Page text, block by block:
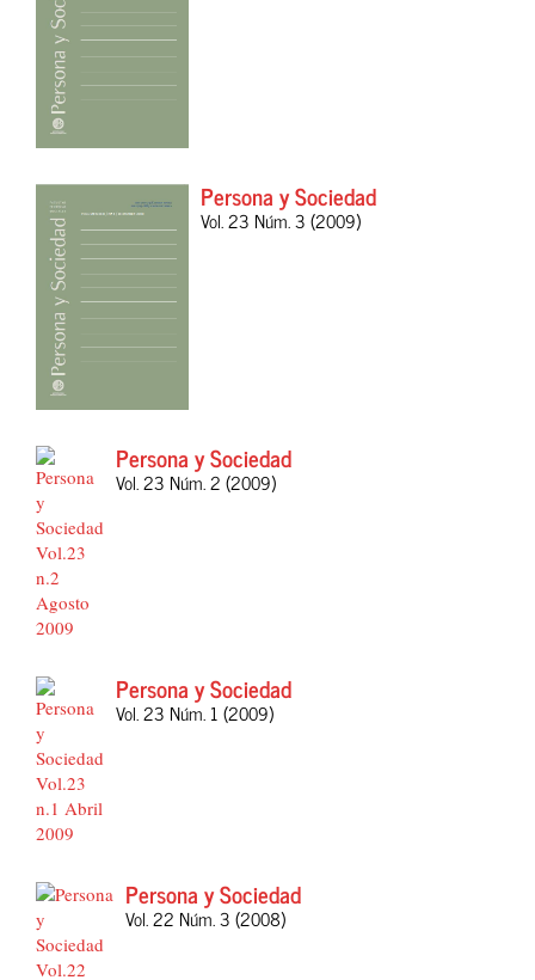
Persona y Sociedad
Vol. 23 Núm. 3 (2009)
Persona y Sociedad
Vol. 23 Núm. 2 (2009)
Persona y Sociedad
Vol. 23 Núm. 1 (2009)
Persona y Sociedad
Vol. 22 Núm. 3 (2008)